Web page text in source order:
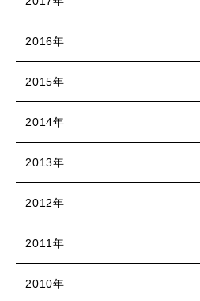
2016年
2015年
2014年
2013年
2012年
2011年
2010年